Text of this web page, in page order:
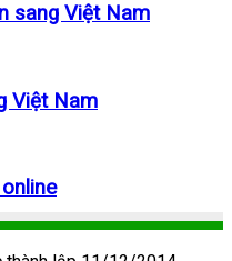
sang Việt Nam
Việt Nam